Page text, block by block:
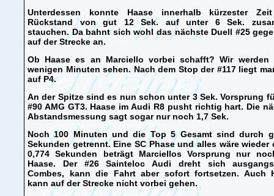
Unterdessen konnte Haase innerhalb kürzester
Rückstand von gut 12 Sek. auf unter 6 Sek.
stauchen. Da bahnt sich wohl das nächste Duell #25
auf der Strecke an.
Ob Haase es an Marciello vorbei schafft? Wir werden
wenigen Minuten sehen. Nach dem Stop der #117 liegt
auf P4.
An der Spitze sind es nun schon unter 3 Sek. Vorsprung
#90 AMG GT3. Haase im Audi R8 pusht richtig hart. Die
Abstandsmessung sagt sogar nur noch 1,7 Sek.
Noch 100 Minuten und die Top 5 Gesamt sind durch
Sekunden getrennt. Eine SC Phase und alles wäre wieder
0,774 Sekunden beträgt Marciellos Vorsprung nur
Haase. Der #26 Sainteloc Audi dreht sich
Combes, kann die Fahrt aber sofort fortsetzen. Auch
kann auf der Strecke nicht vorbei gehen.